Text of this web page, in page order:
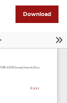
Download